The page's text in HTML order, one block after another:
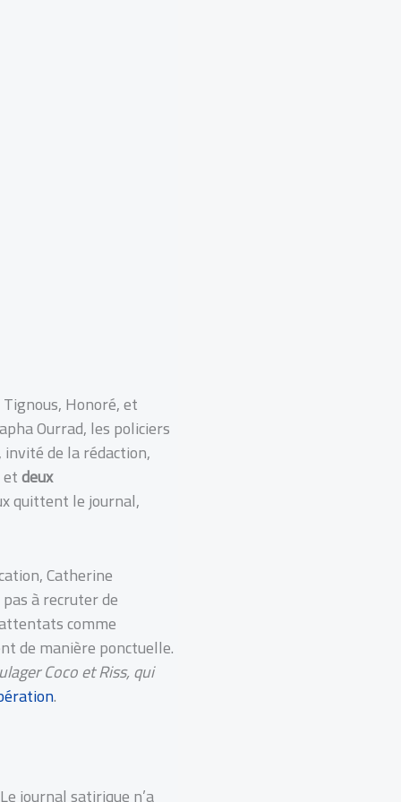
Honoré, et
Ourrad, les policiers
de la rédaction,
etdeux
quittent le journal,
Catherine
à recruter de
comme
de manière ponctuelle.
Coco et Riss, qui
.
journal satirique n’a